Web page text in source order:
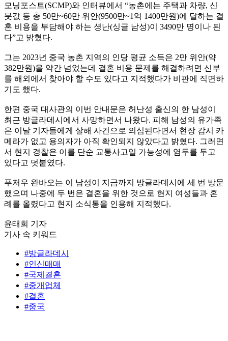
모닝포스트(SCMP)와 인터뷰에서 “농촌에는 주택과 차량, 신
붓값 등 총 50만~60만 위안(9500만~1억 1400만원)에 달하는 결
혼 비용을 부담해야 하는 셩난(싱글 남성)이 3490만 명이나 된
다”고 밝혔다.
그는 2023년 중국 농촌 지역의 인당 평균 소득은 2만 위안(약
382만원)을 약간 넘었는데 결혼 비용 문제를 해결하려면 신부
를 해외에서 찾아야 할 수도 있다고 지적했다가 비판에 직면하
기도 했다.
한편 중국 대사관의 이번 안내문은 허난성 출신의 한 남성이
최근 방글라데시에서 사망하면서 나왔다. 피해 남성의 유가족
은 이날 기자들에게 살해 사건으로 의심된다면서 현장 감시 카
메라가 없고 용의자가 아직 확인되지 않았다고 밝혔다. 그러면
서 현지 경찰은 이를 단순 교통사고일 가능성에 염두를 두고
있다고 덧붙였다.
푸저우 완바오는 이 남성이 지금까지 방글라데시에 세 번 방문
했으며 나중에 두 번은 결혼을 위한 것으로 현지 여성들과 혼
례를 올렸다고 현지 소식통을 인용해 지적했다.
윤태희 기자
기사 속 키워드
#방글라데시
#인신매매
#국제결혼
#중개업체
#결혼
#중국